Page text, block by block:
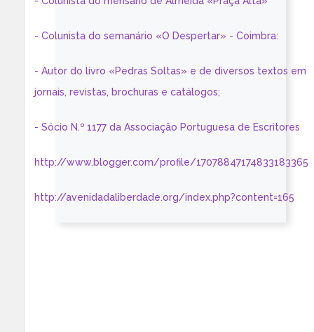
- Colunista do semanário «O Despertar» - Coimbra:
- Autor do livro «Pedras Soltas» e de diversos textos em
jornais, revistas, brochuras e catálogos;
- Sócio N.º 1177 da Associação Portuguesa de Escritores
http://www.blogger.com/profile/17078847174833183365
http://avenidadaliberdade.org/index.php?content=165